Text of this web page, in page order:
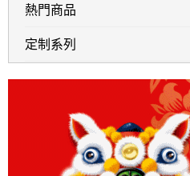
熱門商品
定制系列